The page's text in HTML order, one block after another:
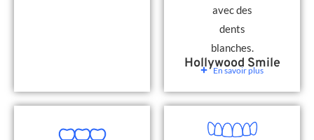
Hollywood Smile
En savoir plus